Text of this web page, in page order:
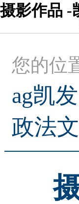
摄影作品 -
您的位
ag凯发
政法